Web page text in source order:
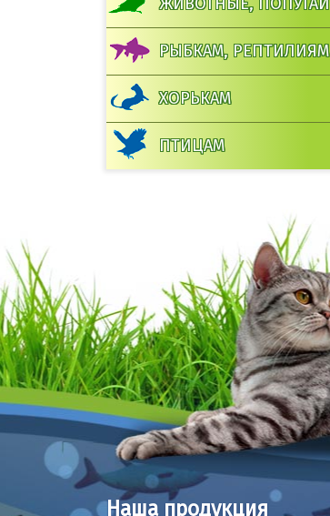
РЫБКАМ, РЕПТИЛИЯМ
ХОРЬКАМ
ПТИЦАМ
Наша продукция